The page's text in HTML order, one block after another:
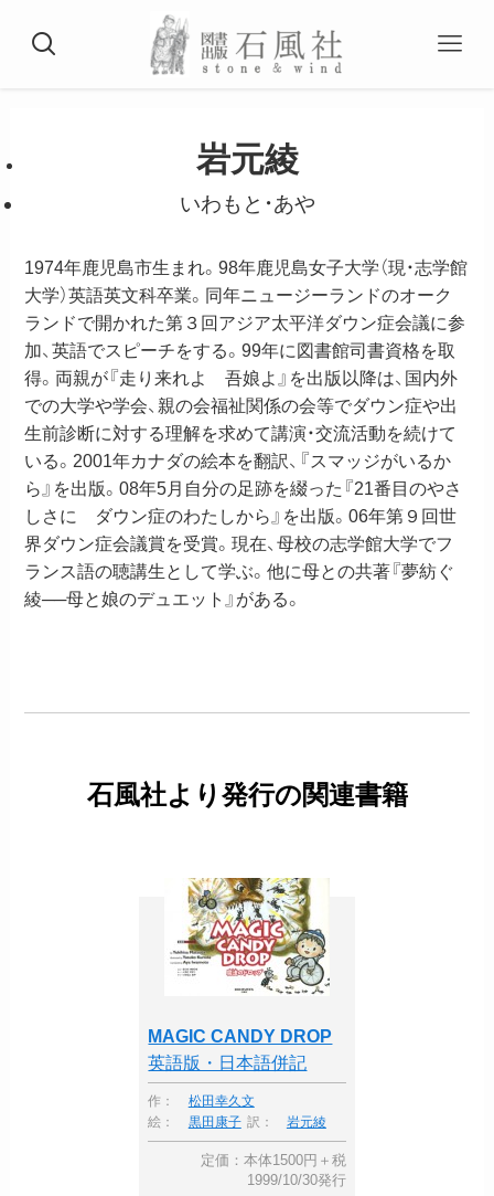
岩元綾
いわもと・あや
1974年鹿児島市生まれ。98年鹿児島女子大学（現・志学館
大学）英語英文科卒業。同年ニュージーランドのオーク
ランドで開かれた第３回アジア太平洋ダウン症会議に参
加、英語でスピーチをする。99年に図書館司書資格を取
得。両親が『走り来れよ 吾娘よ』を出版以降は、国内外
での大学や学会、親の会福祉関係の会等でダウン症や出
生前診断に対する理解を求めて講演・交流活動を続けて
いる。2001年カナダの絵本を翻訳、『スマッジがいるか
ら』を出版。08年5月自分の足跡を綴った『21番目のやさ
しさに ダウン症のわたしから』を出版。06年第９回世
界ダウン症会議賞を受賞。現在、母校の志学館大学でフ
ランス語の聴講生として学ぶ。他に母との共著『夢紡ぐ
綾──母と娘のデュエット』がある。
石風社より発行の関連書籍
MAGIC CANDY DROP
英語版・日本語併記
作：
松田幸久文
絵：
黒田康子 訳： 岩元綾
定価：本体1500円＋税
1999/10/30発行